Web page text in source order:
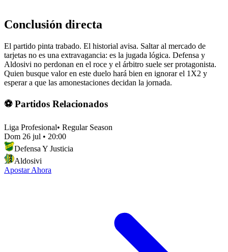
Conclusión directa
El partido pinta trabado. El historial avisa. Saltar al mercado de
tarjetas no es una extravagancia: es la jugada lógica. Defensa y
Aldosivi no perdonan en el roce y el árbitro suele ser protagonista.
Quien busque valor en este duelo hará bien en ignorar el 1X2 y
esperar a que las amonestaciones decidan la jornada.
⚽ Partidos Relacionados
Liga Profesional• Regular Season
Dom 26 jul • 20:00
Defensa Y Justicia
Aldosivi
Apostar Ahora